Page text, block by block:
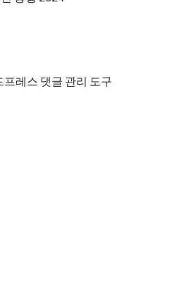
프레스 댓글 관리 도구